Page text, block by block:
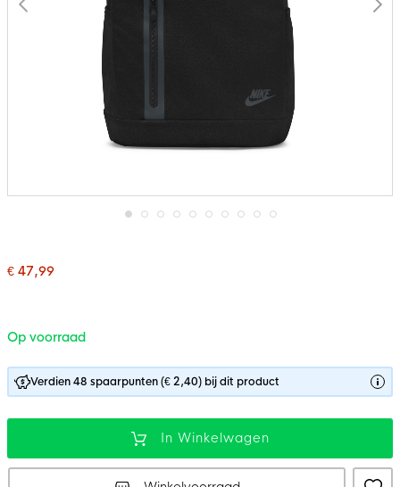
begin
gallerij
€ 47,99
Op voorraad
Verdien 48 spaarpunten (€ 2,40) bij dit product
In Winkelwagen